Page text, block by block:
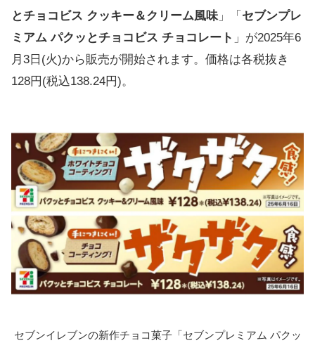
とチョコビス クッキー＆クリーム風味」「 セブンプレ
ミアム パクッとチョコビス チョコレート 」が2025年6
月3日(火)から販売が開始されます。価格は各税抜き
128円(税込138.24円)。
セブンイレブンの新作チョコ菓子「セブンプレミアム パクッ